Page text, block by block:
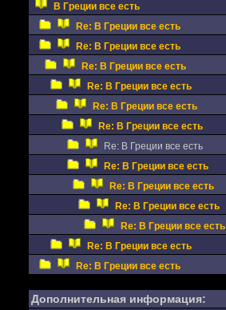
В Греции все есть
Re: В Греции все есть
Re: В Греции все есть
Re: В Греции все есть
Re: В Греции все есть
Re: В Греции все есть
Re: В Греции все есть
Re: В Греции все есть
Re: В Греции все есть
Re: В Греции все есть
Re: В Греции все есть
Re: В Греции все есть
Re: В Греции все есть
Re: В Греции все есть
Дополнительная информация: